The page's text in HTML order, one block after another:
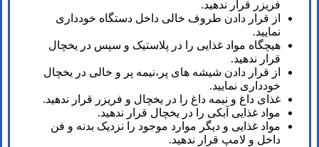
فریزر قرار ندهید.
از قرار دادن طروف خالی داخل دستگاه خودداری
نمایید.
هیچگاه مواد غذایی را در پلاستیک و سپس در یخچال
قرار ندهید.
از قرار دادن شیشه های پر،نیمه پر و خالی در یخچال
خودداری نمایید.
غذای داغ و نیمه داغ را در یخچال و فریزر قرار ندهید.
مواد غذایی آبکی را در یخچال قرار ندهید.
مواد غذایی و دیگر موارد موجود را نزدیک بدنه و فن
داخل و لامپ قرار ندهید.